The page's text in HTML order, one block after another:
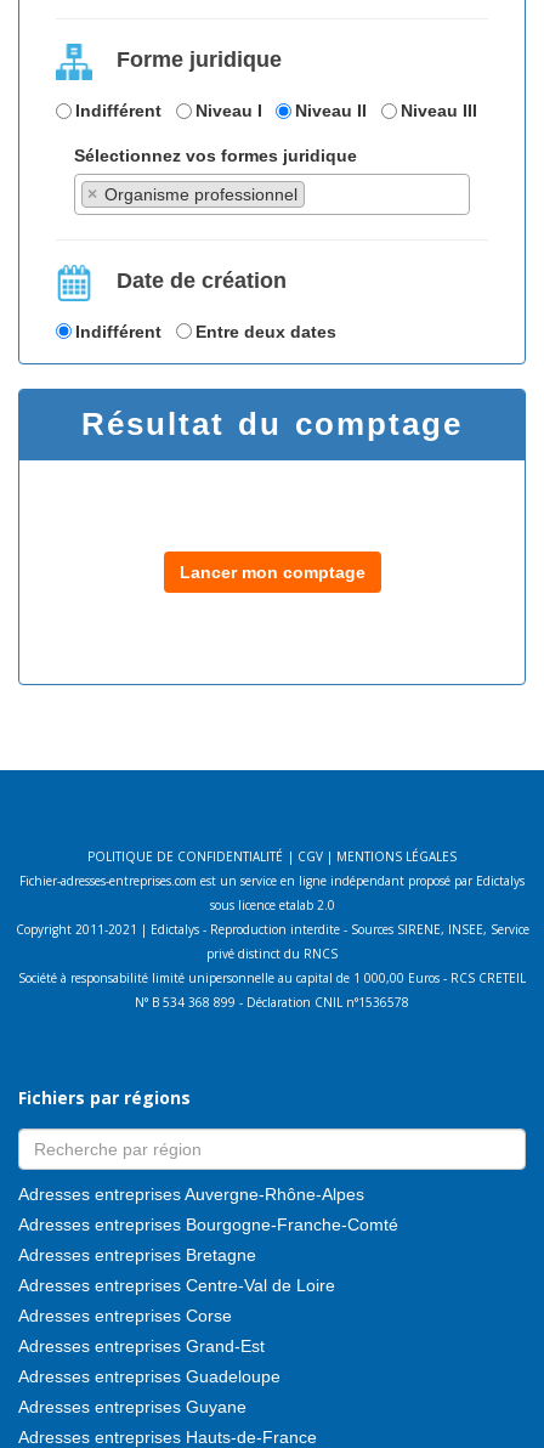
Forme juridique
Indifférent Niveau I Niveau II Niveau III
Sélectionnez vos formes juridique
× Organisme professionnel
Date de création
Indifférent Entre deux dates
Résultat du comptage
Lancer mon comptage
POLITIQUE DE CONFIDENTIALITÉ | CGV | MENTIONS LÉGALES
Fichier-adresses-entreprises.com est un service en ligne indépendant proposé par Edictalys
sous licence etalab 2.0
Copyright 2011-2021 | Edictalys - Reproduction interdite - Sources SIRENE, INSEE, Service
privé distinct du RNCS
Société à responsabilité limité unipersonnelle au capital de 1 000,00 Euros - RCS CRETEIL
N° B 534 368 899 - Déclaration CNIL n°1536578
Fichiers par régions
Adresses entreprises Auvergne-Rhône-Alpes
Adresses entreprises Bourgogne-Franche-Comté
Adresses entreprises Bretagne
Adresses entreprises Centre-Val de Loire
Adresses entreprises Corse
Adresses entreprises Grand-Est
Adresses entreprises Guadeloupe
Adresses entreprises Guyane
Adresses entreprises Hauts-de-France